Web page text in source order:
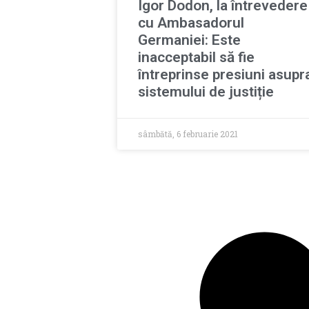
Igor Dodon, la întrevedere
cu Ambasadorul
Germaniei: Este
inacceptabil să fie
întreprinse presiuni
sistemului de justiție
sâmbătă, 6 februarie 2021